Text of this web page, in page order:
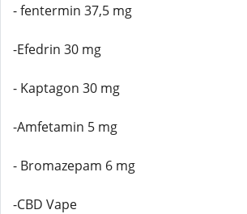
- fentermin 37,5 mg
-Efedrin 30 mg
- Kaptagon 30 mg
-Amfetamin 5 mg
- Bromazepam 6 mg
-CBD Vape